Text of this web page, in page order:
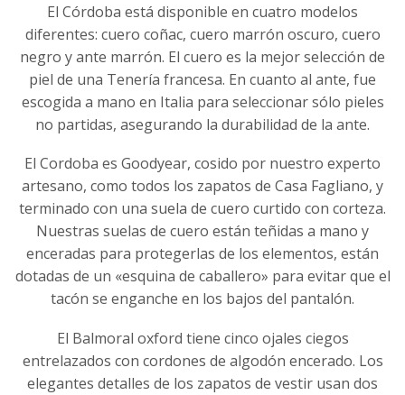
El Córdoba está disponible en cuatro modelos
diferentes: cuero coñac, cuero marrón oscuro, cuero
negro y ante marrón. El cuero es la mejor selección de
piel de una Tenería francesa. En cuanto al ante, fue
escogida a mano en Italia para seleccionar sólo pieles
no partidas, asegurando la durabilidad de la ante.
El Cordoba es Goodyear, cosido por nuestro experto
artesano, como todos los zapatos de Casa Fagliano, y
terminado con una suela de cuero curtido con corteza.
Nuestras suelas de cuero están teñidas a mano y
enceradas para protegerlas de los elementos, están
dotadas de un «esquina de caballero» para evitar que el
tacón se enganche en los bajos del pantalón.
El Balmoral oxford tiene cinco ojales ciegos
entrelazados con cordones de algodón encerado. Los
elegantes detalles de los zapatos de vestir usan dos